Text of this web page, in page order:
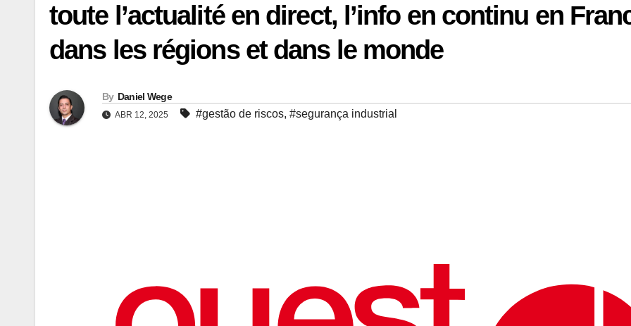
toute l’actualité en direct, l’info en continu en
dans les régions et dans le monde
By Daniel Wege
ABR 12, 2025 #gestão de riscos, #segurança industrial